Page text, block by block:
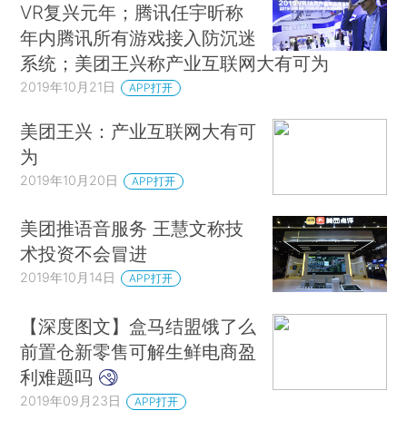
VR复兴元年；腾讯任宇昕称
年内腾讯所有游戏接入防沉迷
系统；美团王兴称产业互联网大有可为
2019年10月21日 APP打开
美团王兴：产业互联网大有可
为
2019年10月20日 APP打开
美团推语音服务 王慧文称技
术投资不会冒进
2019年10月14日 APP打开
【深度图文】盒马结盟饿了么
前置仓新零售可解生鲜电商盈
利难题吗
2019年09月23日 APP打开